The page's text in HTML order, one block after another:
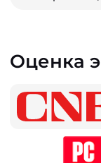
Оценка